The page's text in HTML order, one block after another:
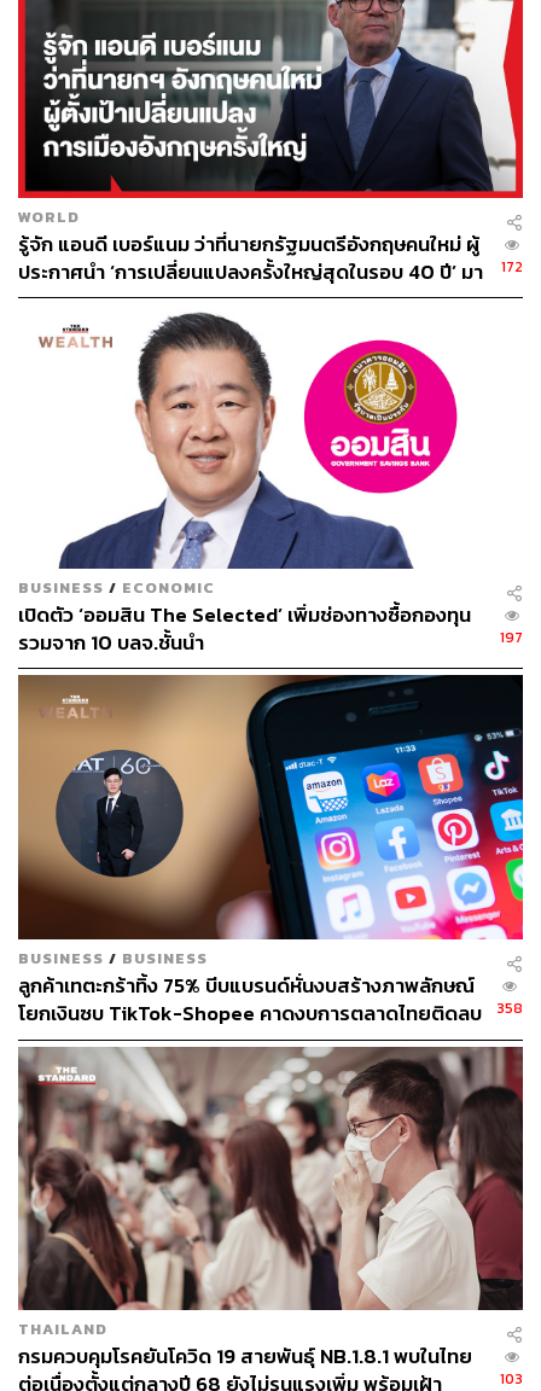
ชูสูตร ‘ไฮบริด’ ระหว่างออฟไลน์-ออนไลน์
ปรเมศร์กล่าวว่า กลยุทธ์ของ Retailer ในยุคนี้ต้อง Hybrid
หรือผสมผสาน ระหว่างออฟไลน์และออนไลน์ เนื่องจาก
พฤติกรรมลูกค้าเปลี่ยนไปมาก และเริ่มคุ้นชินกับการซื้อของ
และชำระเงินแบบออนไลน์กันมากขึ้น
โดยสินค้าที่ขายดีมาต่อเนื่องตั้งแต่โควิดระลอกแรกคือ
อุปกรณ์สื่อสารและอุปกรณ์สำหรับสำนักงาน เช่น ไอโฟน ไอ
แพด แม็กบุ๊ก โน้ตบุ๊ก และอุปกรณ์ต่อพ่วงต่างๆ เช่น หน้าจอ
ลำโพง หูฟัง เป็นต้น และเชื่อว่าสินค้าประเภทนี้จะขายดีต่อ
เนื่อง เพราะรูปแบบการใช้ชีวิตของผู้คนเปลี่ยนไปอย่างมาก
ก่อนหน้านี้มีการ Work from Home, Learn from Home แต่
ขณะนี้ผู้คนใช้ชีวิตเกือบทั้งวันอยู่ที่บ้าน และยังต้องสร้างระยะ
ห่างระหว่างวัน เนื่องจากการเดินทางไปมาหาสู่กันและการ
สังสรรค์แบบพบหน้าก็ไม่ปลอดภัยอีกต่อไป
นอกจากนี้ยังมีแผนจะจัดทำโปรโมชันเพื่อจูงใจลูกค้าในช่วงที่
เหลือของปีนี้เช่นกัน
SPVI รับล็อกดาวน์ 14 วัน กดยอดขาย
ไตรสรณ์ วรญาณโกศล กรรมการผู้จัดการ บมจ.เอส พี วี ไอ
หรือ SPVI กล่าวว่า ตอนนี้ยังเร็วไปที่จะประเมินผลกระทบ
ของภาพรวมผลประกอบการในปีนี้ แต่เบื้องต้นจากมาตรการ
เคอร์ฟิวและควบคุมการเปิดให้บริการในพื้นที่จังหวัดควบคุม
น่าจะทำให้ยอดขายของ SPVI ปรับลดลง แต่ไม่มาก
เนื่องจากมียอดขายทางช่องทางออนไลน์เข้ามาช่วย โดย
ปัจจุบันมีสัดส่วนยอดขายจากช่องทางออนไลน์ราว 5% ของ
รายได้รวม
อย่างไรก็ตาม การจะขับเคลื่อนธุรกิจให้อยู่รอด โดยเฉพาะ
กลุ่ม Retailer การเพิ่มช่องทางออนไลน์คงไม่ใช่คำตอบ
ทั้งหมด แต่ควรมีการผสมผสานแบบบูรณาการ (Integrated)
เพื่อให้เท่าทันกับพฤติกรรมลูกค้าที่เปลี่ยนแปลงไปและโน้ม
เอียงไปทางออนไลน์มากขึ้น
ขณะเดียวกันสินค้าไอทีเป็น Consumer Product สูง นัยว่าเป็น
สินค้าที่ลูกค้าอยากจับต้องและทดลองก่อนการตัดสินใจเลือก
ซื้อ ฉะนั้นแพลตฟอร์มออฟไลน์และออนไลน์จึงมีความจำเป็น
ทั้งคู่ และควรจะสอดรับหรือประสานการทำงานที่เพิ่ม
ประสิทธิภาพกันและกัน
“ด้วยจุดแข็งของ SPVI ที่มีตลาดหลักอยู่ที่กลุ่มสถานศึกษา
และองค์กร ทำให้ไม่ได้รับผลกระทบมากนักจากการประกาศ
เคอร์ฟิว หรือแม้แต่การประกาศปิดห้างเมื่อปีที่แล้ว แต่
มาตรการต่างๆ ของรัฐก็ทำให้เรารู้ว่าต้องปรับตัวไปใน
WORLD
รู้จัก แอนดี เบอร์แนม ว่าที่นายกรัฐมนตรีอังกฤษคนใหม่ ผู้
ประกาศนำ ‘การเปลี่ยนแปลงครั้งใหญ่สุดในรอบ 40 ปี’ มา
สู่การเมืองอังกฤษ
172
BUSINESS / ECONOMIC
เปิดตัว ‘ออมสิน The Selected’ เพิ่มช่องทางซื้อกองทุน
รวมจาก 10 บลจ.ชั้นนำ
197
BUSINESS / BUSINESS
ลูกค้าเทตะกร้าทิ้ง 75% บีบแบรนด์หั่นงบสร้างภาพลักษณ์
โยกเงินซบ TikTok-Shopee คาดงบการตลาดไทยติดลบ
ครั้งแรกในรอบ 14 ปี
358
THAILAND
กรมควบคุมโรคยันโควิด 19 สายพันธุ์ NB.1.8.1 พบในไทย
ต่อเนื่องตั้งแต่กลางปี 68 ยังไม่รุนแรงเพิ่ม พร้อมเฝ้า
103